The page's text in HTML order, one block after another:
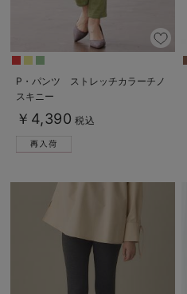
P・パンツ ストレッチカラーチノ
スキニー
￥4,390 税込